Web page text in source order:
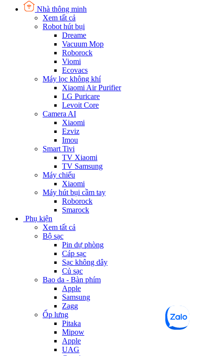
Nhà thông minh
Xem tất cả
Robot hút bụi
Dreame
Vacuum Mop
Roborock
Viomi
Ecovacs
Máy lọc không khí
Xiaomi Air Purifier
LG Puricare
Levoit Core
Camera AI
Xiaomi
Ezviz
Imou
Smart Tivi
TV Xiaomi
TV Samsung
Máy chiếu
Xiaomi
Máy hút bụi cầm tay
Roborock
Smarock
Phụ kiện
Xem tất cả
Bộ sạc
Pin dự phòng
Cáp sạc
Sạc không dây
Củ sạc
Bao da - Bàn phím
Apple
Samsung
Zagg
Ốp lưng
Pitaka
Mipow
Apple
UAG